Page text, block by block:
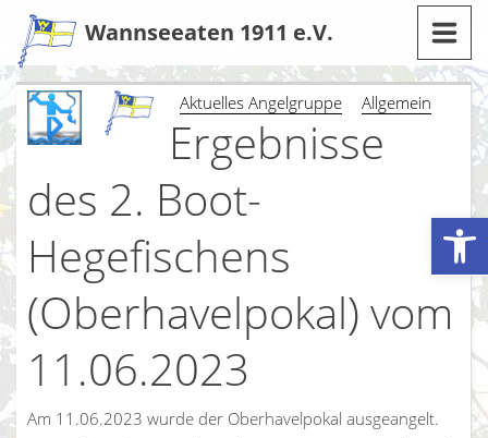
Werkzeugleiste öffnen
Zum
Inhalt
Wannseeaten 1911 e.V.
Aktuelles Angelgruppe Allgemein
Ergebnisse
des 2. Boot-
Hegefischens
(Oberhavelpokal) vom
11.06.2023
Am 11.06.2023 wurde der Oberhavelpokal ausgeangelt.